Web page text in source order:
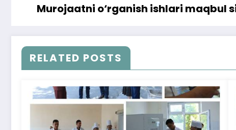
Murojaatni o‘rganish ishlari
RELATED POSTS